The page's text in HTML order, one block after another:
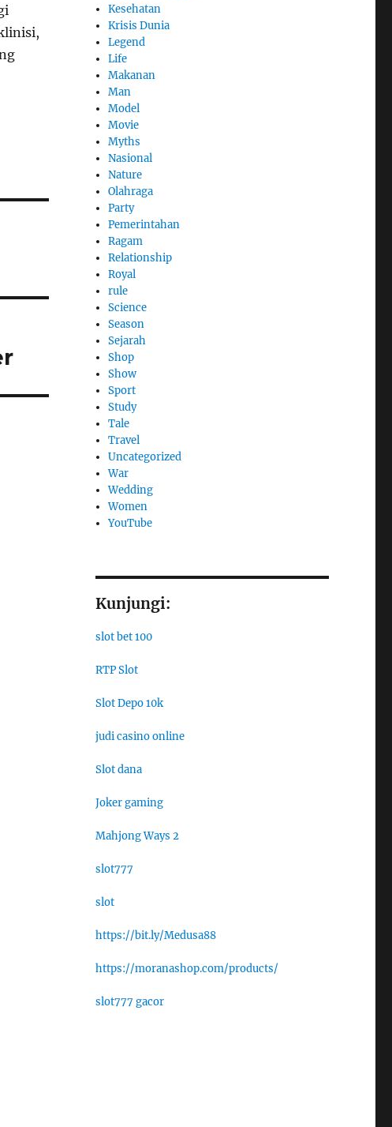
Kesehatan
Krisis Dunia
Legend
Life
Makanan
Man
Model
Movie
Myths
Nasional
Nature
Olahraga
Party
Pemerintahan
Ragam
Relationship
Royal
rule
Science
Season
Sejarah
Shop
Show
Sport
Study
Tale
Travel
Uncategorized
War
Wedding
Women
YouTube
Kunjungi:
slot bet 100
RTP Slot
Slot Depo 10k
judi casino online
Slot dana
Joker gaming
Mahjong Ways 2
slot777
slot
https://bit.ly/Medusa88
https://moranashop.com/products/
slot777 gacor